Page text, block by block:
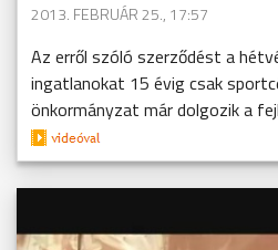
2013. FEBRUÁR 25., 17:57
Az erről szóló szerződést a
ingatlanokat 15 évig csak
önkormányzat már dolgozik a